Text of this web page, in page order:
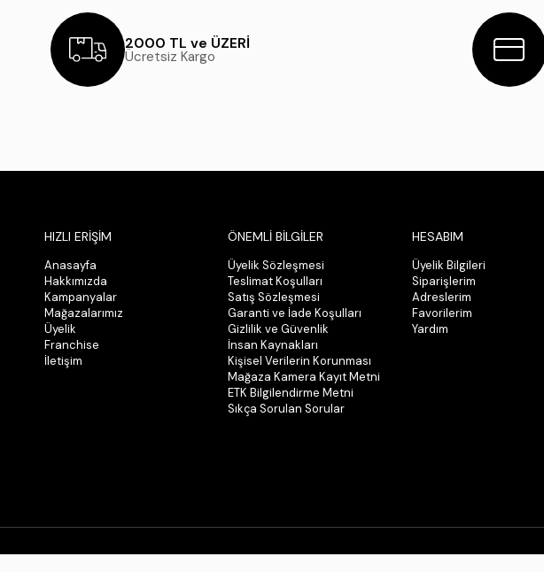
2000 TL ve ÜZERİ
Ücretsiz Kargo
HIZLI ERİŞİM
Anasayfa
Hakkımızda
Kampanyalar
Mağazalarımız
Üyelik
Franchise
İletişim
ÖNEMLİ BİLGİLER
Üyelik Sözleşmesi
Teslimat Koşulları
Satış Sözleşmesi
Garanti ve İade Koşulları
Gizlilik ve Güvenlik
İnsan Kaynakları
Kişisel Verilerin Korunması
Mağaza Kamera Kayıt Metni
ETK Bilgilendirme Metni
Sıkça Sorulan Sorular
HESABIM
Üyelik Bilgileri
Siparişlerim
Adreslerim
Favorilerim
Yardım